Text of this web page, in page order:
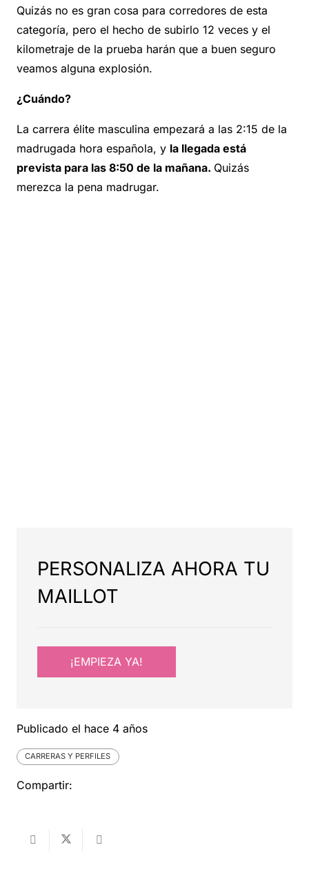
Quizás no es gran cosa para corredores de esta
categoría, pero el hecho de subirlo 12 veces y el
kilometraje de la prueba harán que a buen seguro
veamos alguna explosión.
¿Cuándo?
La carrera élite masculina empezará a las 2:15 de la
madrugada hora española, y la llegada está
prevista para las 8:50 de la mañana. Quizás
merezca la pena madrugar.
PERSONALIZA AHORA TU
MAILLOT
¡EMPIEZA YA!
Publicado el hace 4 años
CARRERAS Y PERFILES
Compartir: